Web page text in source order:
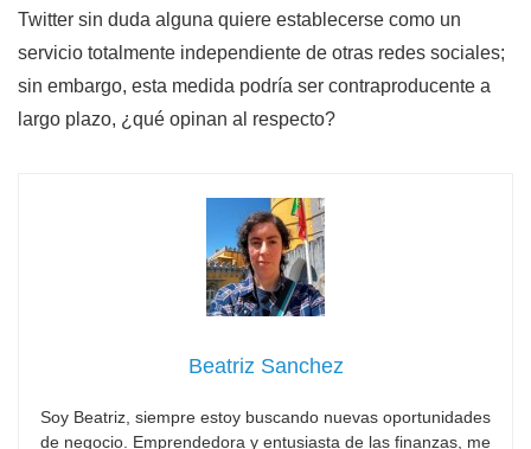
Twitter sin duda alguna quiere establecerse como un
servicio totalmente independiente de otras redes sociales;
sin embargo, esta medida podría ser contraproducente a
largo plazo, ¿qué opinan al respecto?
Beatriz Sanchez
Soy Beatriz, siempre estoy buscando nuevas oportunidades
de negocio. Emprendedora y entusiasta de las finanzas, me